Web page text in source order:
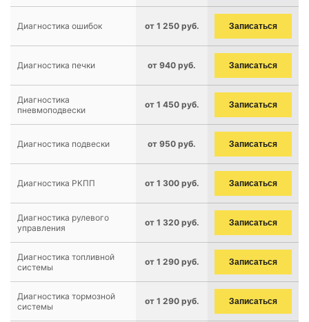
Диагностика ошибок от 1 250 руб. Записаться
Диагностика печки от 940 руб. Записаться
Диагностика
пневмоподвески
от 1 450 руб. Записаться
Диагностика подвески от 950 руб. Записаться
Диагностика РКПП от 1 300 руб. Записаться
Диагностика рулевого
управления
от 1 320 руб. Записаться
Диагностика топливной
системы
от 1 290 руб. Записаться
Диагностика тормозной
системы
от 1 290 руб. Записаться